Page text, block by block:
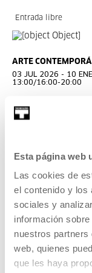
Esta página web
Las cookies de
el contenido y los
sociales y
información
nuestros
web, quienes
que les haya
Entrada libre
ARTE
03 JUL 2026 - 10
13:00/16:00-20:00
LEER MÁS
ARTE
17 JUL 2026 - 12